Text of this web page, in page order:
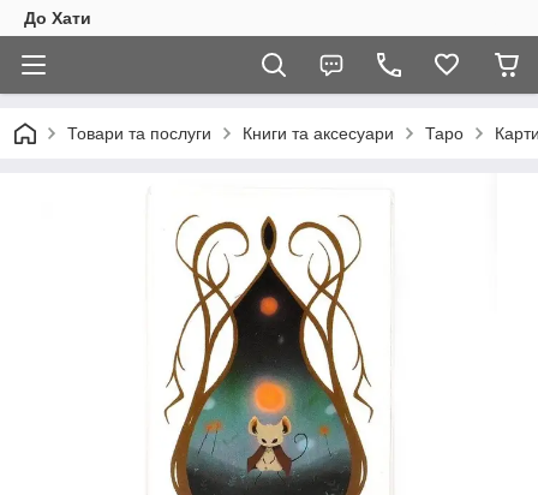
До Хати
Товари та послуги Книги та аксесуари Таро